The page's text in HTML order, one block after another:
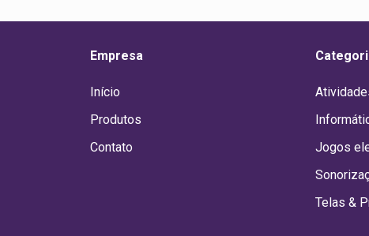
Empresa
Início
Produtos
Contato
Jogos
Telas &